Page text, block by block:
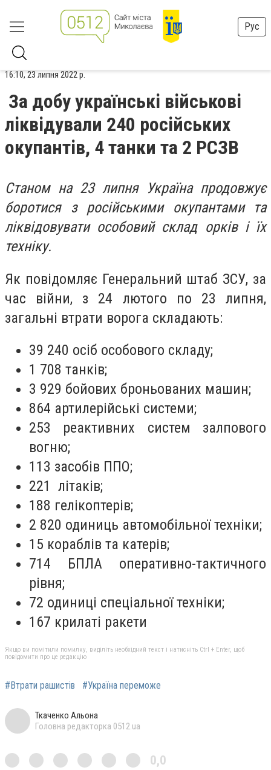
Рус
16:10, 23 липня 2022 р.
За добу українські військові
ліквідували 240 російських
окупантів, 4 танки та 2 РСЗВ
Станом на 23 липня Україна продовжує
боротися з російськими окупантами та
ліквідовувати особовий склад орків і їх
техніку.
Як повідомляє Генеральний штаб ЗСУ, за
час війни, з 24 лютого по 23 липня,
загальні втрати ворога складають:
39 240 осіб особового складу;
1 708 танків;
3 929 бойових броньованих машин;
864 артилерійські системи;
253 реактивних систем залпового
вогню;
113 засобів ППО;
221 літаків;
188 гелікоптерів;
2 820 одиниць автомобільної техніки;
15 кораблів та катерів;
714 БПЛА оперативно-тактичного
рівня;
72 одиниці спеціальної техніки;
167 крилаті ракети
Якщо ви помітили помилку, виділіть необхідний текст і натисніть Ctrl + Enter, щоб
повідомити про це редакцію
#Втрати рашистів #Україна переможе
Ткаченко Альона
Головна редакторка 0512.ua
0,0